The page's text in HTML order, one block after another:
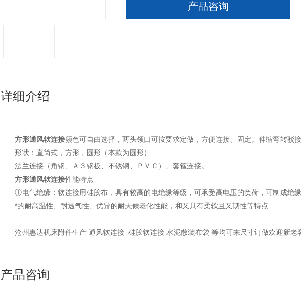
产品咨询
详细介绍
方形通风软连接颜色可自由选择，两头领口可按要求定做，方便连接、固定。伸缩弯转驳
形状：直筒式，方形，圆形（本款为圆形）
法兰连接（角钢、Ａ３钢板、不锈钢、ＰＶＣ）、套箍连接。
方形通风软连接性能特点
①电气绝缘：软连接用硅胶布，具有较高的电绝缘等级，可承受高电压的负荷，可制成绝
*的耐高温性、耐透气性、优异的耐天候老化性能，和又具有柔软且又韧性等特点
沧州惠达机床附件生产 通风软连接 硅胶软连接 水泥散装布袋 等均可来尺寸订做欢迎新老
产品咨询